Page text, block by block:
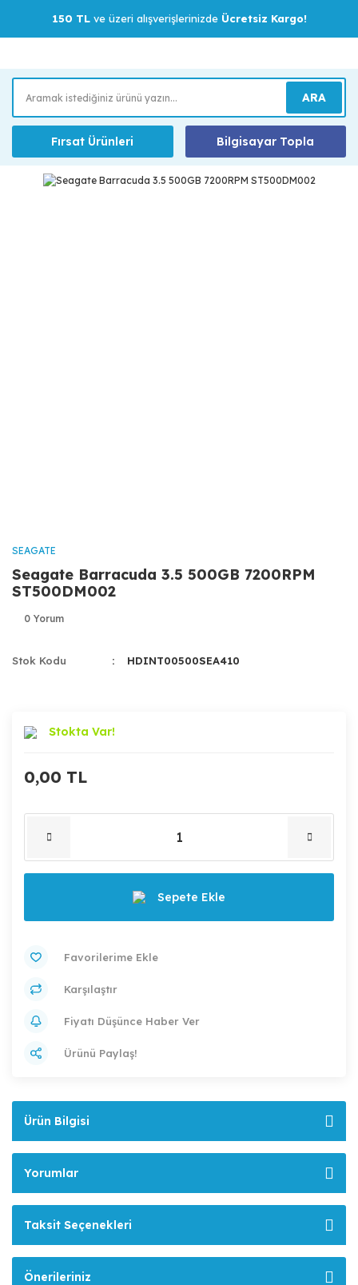
150 TLve üzeri alışverişlerinizde Ücretsiz Kargo!
ARA
Fırsat Ürünleri Bilgisayar Topla
SEAGATE
Seagate Barracuda 3.5 500GB 7200RPM
ST500DM002
0 Yorum
Stok Kodu HDINT00500SEA410
Stokta Var!
0,00 TL
Sepete Ekle
Karşılaştır
Fiyatı Düşünce Haber Ver
Ürünü Paylaş!
Ürün Bilgisi
Yorumlar
Taksit Seçenekleri
Önerileriniz